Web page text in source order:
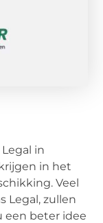
in
in het
Veel
Legal, zullen
een beter idee